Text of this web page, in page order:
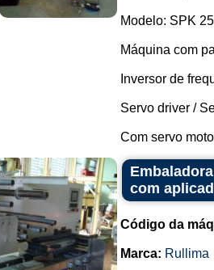
Modelo: SPK
Máquina com
Inversor de
Servo driver /
Com servo
com
Código da
Marca: Rullima